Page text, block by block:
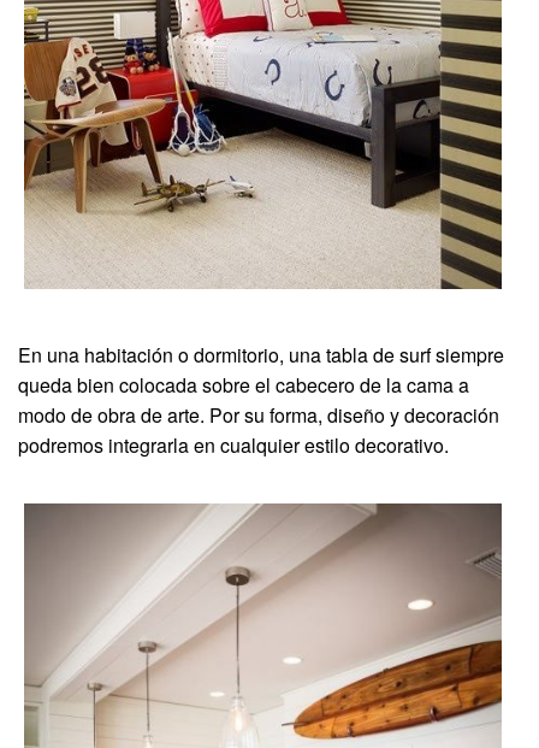
En una habitación o dormitorio, una tabla de surf siempre
queda bien colocada sobre el cabecero de la cama a
modo de obra de arte. Por su forma, diseño y decoración
podremos integrarla en cualquier estilo decorativo.